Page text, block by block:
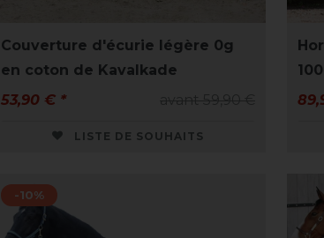
Couverture d'écurie légère 0g
en coton de Kavalkade
53,90 € *
LISTE DE SOUHAITS
-10%